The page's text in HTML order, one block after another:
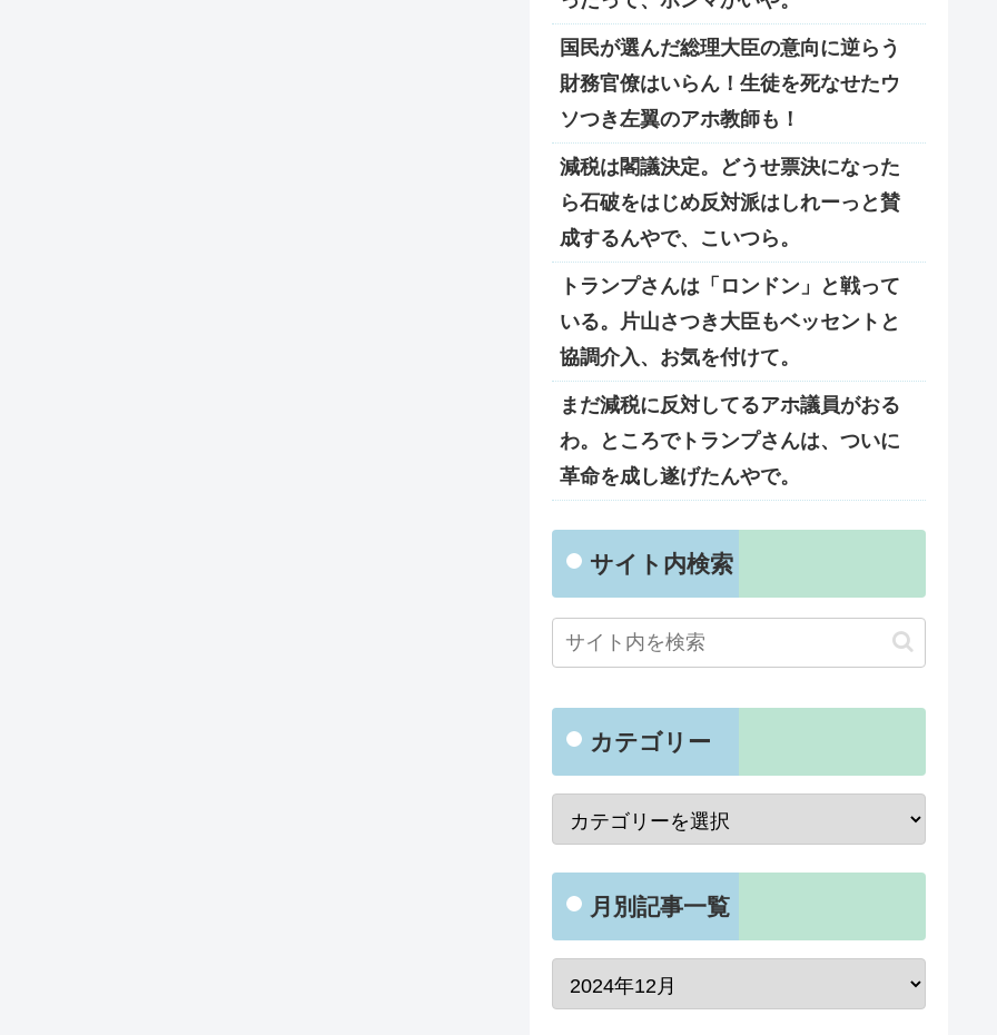
国民が選んだ総理大臣の意向に逆らう
財務官僚はいらん！生徒を死なせたウ
ソつき左翼のアホ教師も！
減税は閣議決定。どうせ票決になった
ら石破をはじめ反対派はしれーっと賛
成するんやで、こいつら。
トランプさんは「ロンドン」と戦って
いる。片山さつき大臣もベッセントと
協調介入、お気を付けて。
まだ減税に反対してるアホ議員がおる
わ。ところでトランプさんは、ついに
革命を成し遂げたんやで。
サイト内検索
カテゴリー
月別記事一覧